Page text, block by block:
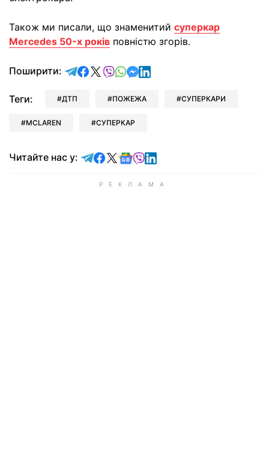
Також ми писали, що знаменитий суперкар
Mercedes 50-х років повністю згорів.
Поширити: відправити у Telegram
поділитись у Facebook
поділитись у X
відправити у Viber
відправити у Whatsapp
відправити у Messenger
відправити у LinkedIn
Теги: ДТП ПОЖЕЖА СУПЕРКАРИ
MCLAREN СУПЕРКАР
Читайте нас у: Читайте у Telegram
Читайте у Facebook
Читайте у X
Читайте у Google news
Читайте у Viber
Читайте у LinkedIn